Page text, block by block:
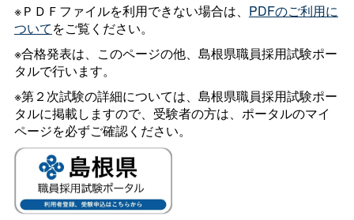
※ＰＤＦファイルを利用できない場合は、 PDFのご利用に
ついてをご覧ください。
※合格発表は、このページの他、島根県職員採用試験ポー
タルで行います。
※第２次試験の詳細については、島根県職員採用試験ポー
タルに掲載しますので、受験者の方は、ポータルのマイ
ページを必ずご確認ください。